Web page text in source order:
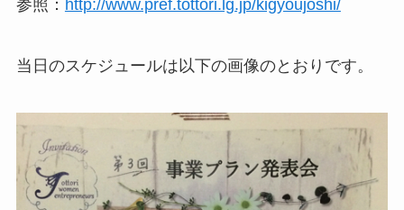
参照： http://www.pref.tottori.lg.jp/kigyoujoshi/
当日のスケジュールは以下の画像のとおりです。